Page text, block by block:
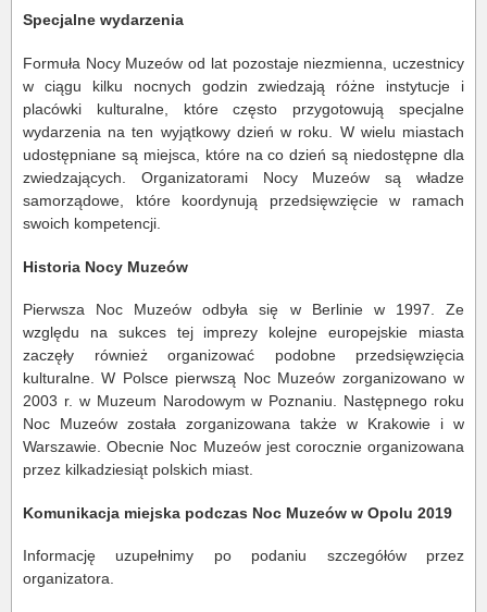
Specjalne wydarzenia
Formuła Nocy Muzeów od lat pozostaje niezmienna, uczestnicy
w ciągu kilku nocnych godzin zwiedzają różne instytucje i
placówki kulturalne, które często przygotowują specjalne
wydarzenia na ten wyjątkowy dzień w roku. W wielu miastach
udostępniane są miejsca, które na co dzień są niedostępne dla
zwiedzających. Organizatorami Nocy Muzeów są władze
samorządowe, które koordynują przedsięwzięcie w ramach
swoich kompetencji.
Historia Nocy Muzeów
Pierwsza Noc Muzeów odbyła się w Berlinie w 1997. Ze
względu na sukces tej imprezy kolejne europejskie miasta
zaczęły również organizować podobne przedsięwzięcia
kulturalne. W Polsce pierwszą Noc Muzeów zorganizowano w
2003 r. w Muzeum Narodowym w Poznaniu. Następnego roku
Noc Muzeów została zorganizowana także w Krakowie i w
Warszawie. Obecnie Noc Muzeów jest corocznie organizowana
przez kilkadziesiąt polskich miast.
Komunikacja miejska podczas Noc Muzeów w Opolu 2019
Informację uzupełnimy po podaniu szczegółów przez
organizatora.